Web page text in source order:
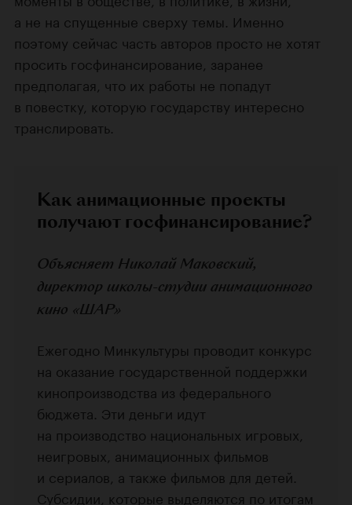
а не на спущенные сверху темы. Именно
поэтому сейчас часть авторов просто не хотят
просить госфинансирование, заранее
предполагая, что их работы не попадут
в повестку, которую государству интересно
транслировать.
Как анимационные проекты
получают госфинансирование?
Объясняет Николай Маковский,
директор школы-студии анимационного
кино «ШАР»
Ежегодно Минкультуры проводит конкурс
на оказание государственной поддержки
кинопроизводства из федерального
бюджета. Эти деньги идут
на производство национальных игровых,
неигровых, анимационных фильмов
и сериалов, а также фильмов для детей.
Субсидии, которые выделяются по итогам